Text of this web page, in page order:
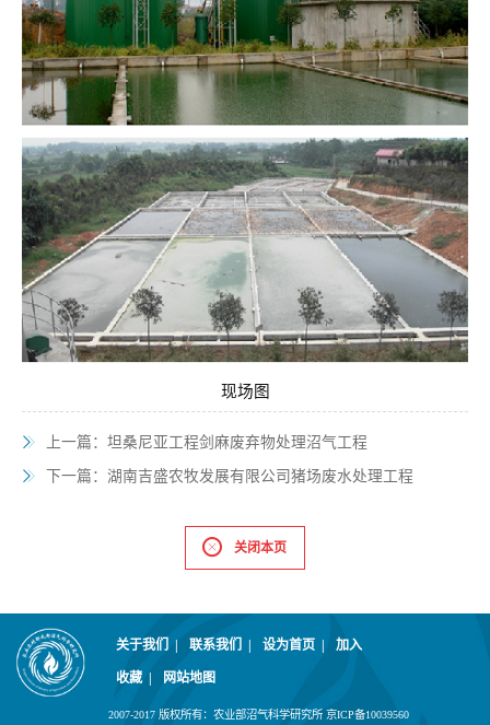
现场图
上一篇：坦桑尼亚工程剑麻废弃物处理沼气工程
下一篇：湖南吉盛农牧发展有限公司猪场废水处理工程
关闭本页
关于我们 | 联系我们 | 设为首页 | 加入
收藏 | 网站地图
2007-2017 版权所有：农业部沼气科学研究所 京ICP备10039560